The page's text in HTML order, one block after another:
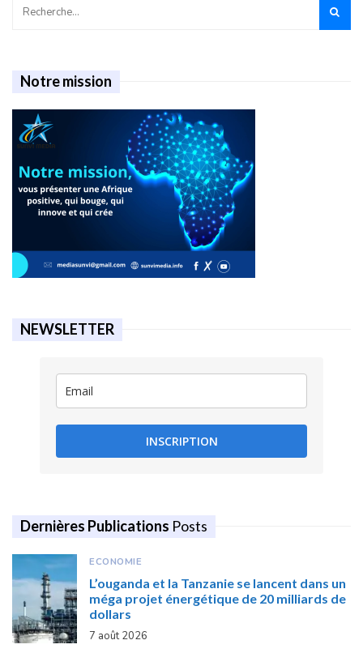
Notre mission
NEWSLETTER
INSCRIPTION
Dernières Publications Posts
ECONOMIE
L’ouganda et la Tanzanie se lancent dans un
méga projet énergétique de 20 milliards de
dollars
7 août 2026